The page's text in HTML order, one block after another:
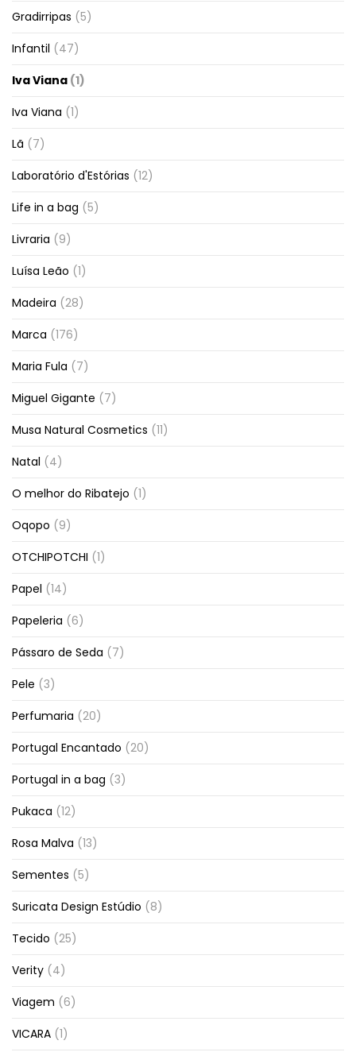
Gradirripas (5)
Infantil (47)
Iva Viana (1)
Iva Viana (1)
Lã (7)
Laboratório d'Estórias (12)
Life in a bag (5)
Livraria (9)
Luísa Leão (1)
Madeira (28)
Marca (176)
Maria Fula (7)
Miguel Gigante (7)
Musa Natural Cosmetics (11)
Natal (4)
O melhor do Ribatejo (1)
Oqopo (9)
OTCHIPOTCHI (1)
Papel (14)
Papeleria (6)
Pássaro de Seda (7)
Pele (3)
Perfumaria (20)
Portugal Encantado (20)
Portugal in a bag (3)
Pukaca (12)
Rosa Malva (13)
Sementes (5)
Suricata Design Estúdio (8)
Tecido (25)
Verity (4)
Viagem (6)
VICARA (1)